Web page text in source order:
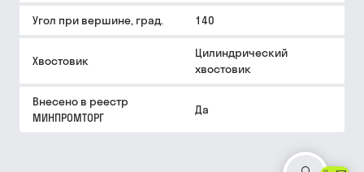
Угол при вершине, град. 140
Хвостовик
Цилиндрический
хвостовик
Внесено в реестр
МИНПРОМТОРГ
Да